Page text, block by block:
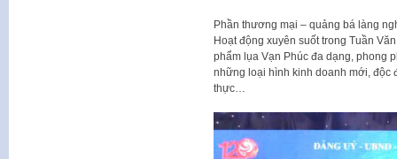
Phần thương mại – quảng bá làng
Hoạt động xuyên suốt trong Tuần
phẩm lụa Vạn Phúc đa dạng, phong
những loại hình kinh doanh mới, độc
thực…